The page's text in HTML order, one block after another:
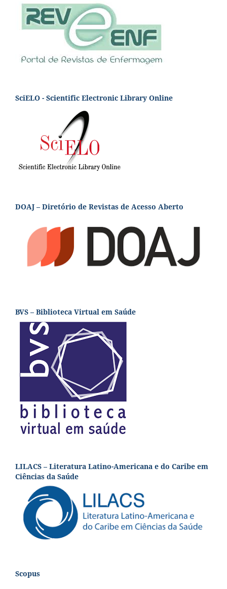
SciELO - Scientific Electronic Library Online
DOAJ – Diretório de Revistas de Acesso Aberto
BVS – Biblioteca Virtual em Saúde
LILACS – Literatura Latino-Americana e do Caribe em
Ciências da Saúde
Scopus